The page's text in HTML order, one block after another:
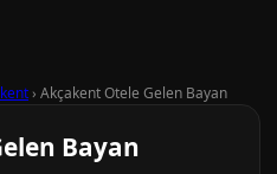
› Akçakent Otele Gelen Bayan
Bayan